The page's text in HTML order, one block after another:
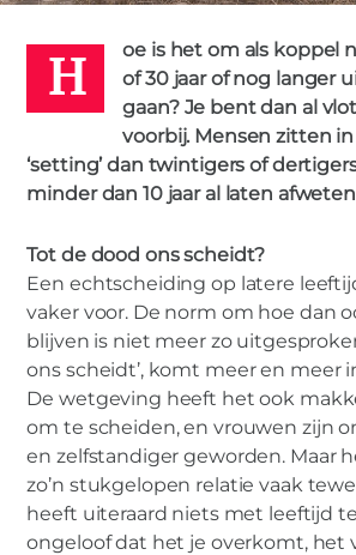
ERIC DE CORTE & CINDY CAPELLEMAN 8
MIES PARTNERS
Scheiden op latere
H
oe is het om als koppel
of 30 jaar of nog langer
gaan? Je bent dan al
voorbij. Mensen zitten
‘setting’ dan twintigers of
minder dan 10 jaar al laten
Tot de dood ons scheidt?
Een echtscheiding op latere
vaker voor. De norm om hoe dan
blijven is niet meer zo
ons scheidt’, komt meer en meer
De wetgeving heeft het ook
om te scheiden, en vrouwen zijn
en zelfstandiger geworden. Maar
zo’n stukgelopen relatie vaak
heeft uiteraard niets met leeftijd
ongeloof dat het je overkomt, het